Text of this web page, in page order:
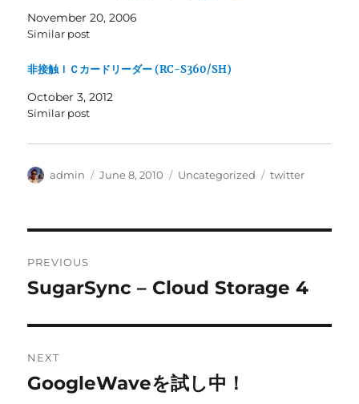
November 20, 2006
Similar post
非接触ＩＣカードリーダー (RC-S360/SH)
October 3, 2012
Similar post
Author
admin
Posted
June 8, 2010 Categories
Uncategorized Tags
twitter
navigation
PREVIOUS
Previous
SugarSync – Cloud Storage 4
NEXT
Next
GoogleWaveを試し中！